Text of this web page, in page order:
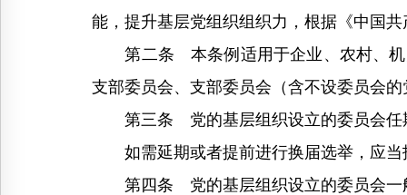
能，提升基层党组织组织力，根据《中国
第二条 本条例适用于企业、农村、机
支部委员会、支部委员会（含不设委员会
第三条 党的基层组织设立的委员会任
如需延期或者提前进行换届选举，应当
第四条 党的基层组织设立的委员会一般